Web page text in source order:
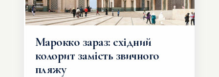
Марокко зараз: східний
колорит замість звичного
пляжу